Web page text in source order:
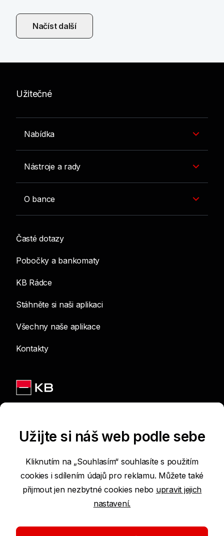
Načíst další
Užitečné
Nabídka
Nástroje a rady
O bance
Časté dotazy
Pobočky a bankomaty
KB Rádce
Stáhněte si naši aplikaci
Všechny naše aplikace
Kontakty
Podmínky používání internetových stránek
Prohlášení o přístupnosti
Ochrana osobních údajů
Užijte si náš web podle sebe
Kliknutím na „Souhlasím“ souhlasíte s použitím
cookies i sdílením údajů pro reklamu. Můžete také
přijmout jen nezbytné cookies nebo upravit jejich
nastavení.